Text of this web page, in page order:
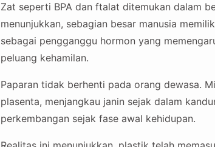
Zat seperti BPA dan ftalat ditemukan dalam
menunjukkan, sebagian besar manusia
sebagai pengganggu hormon yang
peluang kehamilan.
Paparan tidak berhenti pada orang dewasa.
plasenta, menjangkau janin sejak dalam
perkembangan sejak fase awal kehidupan.